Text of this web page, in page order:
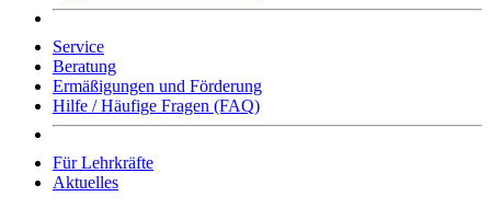
Service
Beratung
Ermäßigungen und Förderung
Hilfe / Häufige Fragen (FAQ)
Für Lehrkräfte
Aktuelles